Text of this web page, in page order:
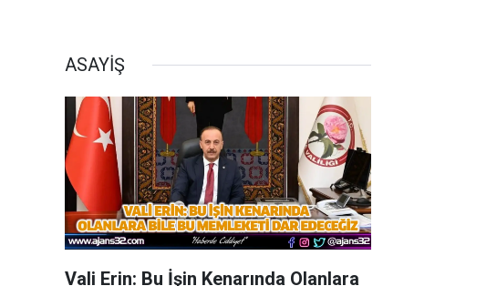
ASAYİŞ
Vali Erin: Bu İşin Kenarında Olanlara